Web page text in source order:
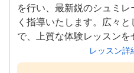
を行い、最新鋭のシュミ
く指導いたします。広々
で、上質な体験レッスンを
【レッスン受講スケジュー
レッスン詳